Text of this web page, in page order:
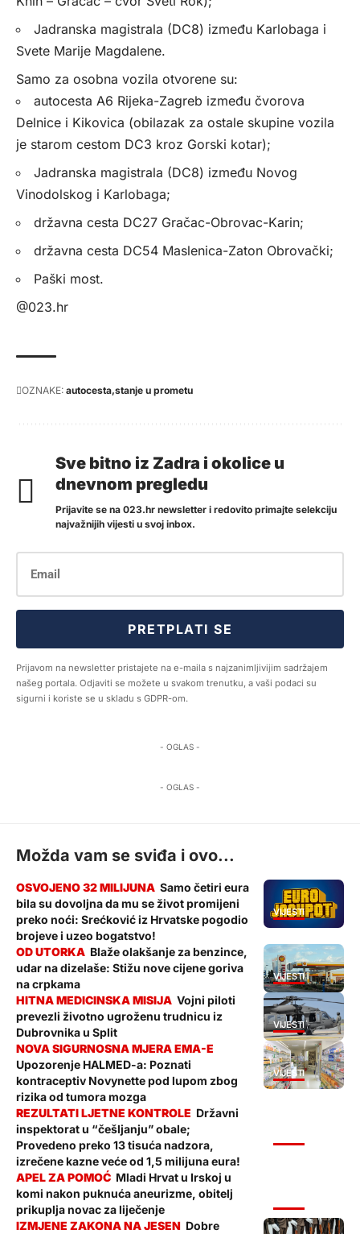
Jadranska magistrala (DC8) između Karlobaga i
Svete Marije Magdalene.
Samo za osobna vozila otvorene su:
autocesta A6 Rijeka-Zagreb između čvorova
Delnice i Kikovica (obilazak za ostale skupine vozila
je starom cestom DC3 kroz Gorski kotar);
Jadranska magistrala (DC8) između Novog
Vinodolskog i Karlobaga;
državna cesta DC27 Gračac-Obrovac-Karin;
državna cesta DC54 Maslenica-Zaton Obrovački;
Paški most.
@023.hr
OZNAKE: autocesta stanje u prometu
Sve bitno iz Zadra i okolice u
dnevnom pregledu
Prijavite se na 023.hr newsletter i redovito primajte selekciju
najvažnijih vijesti u svoj inbox.
PRETPLATI SE
Prijavom na newsletter pristajete na e-maila s najzanimljivijim sadržajem
našeg portala. Odjaviti se možete u svakom trenutku, a vaši podaci su
sigurni i koriste se u skladu s GDPR-om.
- OGLAS -
- OGLAS -
Možda vam se sviđa i ovo...
VIJESTI
Samo četiri eura
bila su dovoljna da mu se život promijeni
preko noći: Srećković iz Hrvatske pogodio
brojeve i uzeo bogatstvo!
VIJESTI
Blaže olakšanje za benzince,
udar na dizelaše: Stižu nove cijene goriva
na crpkama
VIJESTI
Vojni piloti
prevezli životno ugroženu trudnicu iz
Dubrovnika u Split
VIJESTI
Upozorenje HALMED-a: Poznati
kontraceptiv Novynette pod lupom zbog
rizika od tumora mozga
Državni
inspektorat u “češljanju” obale;
Provedeno preko 13 tisuća nadzora,
izrečene kazne veće od 1,5 milijuna eura!
Mladi Hrvat u Irskoj u
komi nakon puknuća aneurizme, obitelj
prikuplja novac za liječenje
Dobre